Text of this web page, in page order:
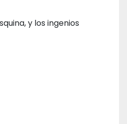
y los ingenios